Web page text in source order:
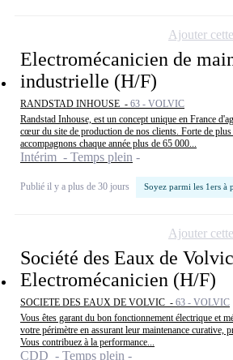
Electromécanicien de
industrielle (H/F)
RANDSTAD INHOUSE - 63 - VOLVIC
Randstad Inhouse, est un concept unique en France
cœur du site de production de nos clients. Forte de plus
accompagnons chaque année plus de 65 000...
Intérim - Temps plein
Publié il y a plus de 30 jours Soyez parmi les 1ers à
Ajouter
Société des Eaux de
Electromécanicien (H/F)
SOCIETE DES EAUX DE VOLVIC - 63 - VOLVIC
Vous êtes garant du bon fonctionnement électrique et
votre périmètre en assurant leur maintenance curative,
Vous contribuez à la performance...
CDD - Temps plein
Ajouter